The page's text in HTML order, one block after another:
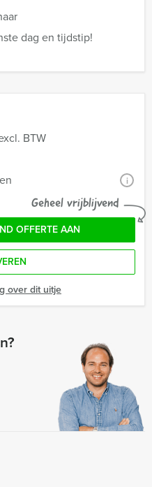
BTW
i
Geheel vrijblijvend
OFFERTE AAN
over dit uitje
dag en tijdstip!